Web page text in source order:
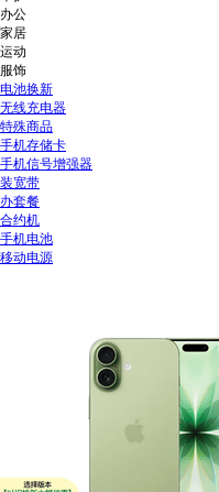
办公
家居
运动
服饰
电池换新
无线充电器
特殊商品
手机存储卡
手机信号增强器
装宽带
办套餐
合约机
手机电池
移动电源